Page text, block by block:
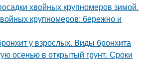
хвойных крупномеров зимой.
крупномеров: бережно и
у взрослых. Виды бронхита
осенью в открытый грунт. Сроки